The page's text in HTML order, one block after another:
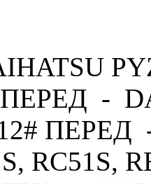
ПЕРЕД -
ПЕРЕД
RC51S,